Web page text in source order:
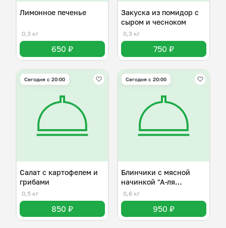
Лимонное печенье
0,3 кг
650 ₽
Закуска из помидор с
сыром и чесноком
0,3 кг
750 ₽
Сегодня с 20:00
Салат с картофелем и
грибами
0,5 кг
850 ₽
Сегодня с 20:00
Блинчики с мясной
начинкой "А-ля
болоньезе"
0,6 кг
950 ₽